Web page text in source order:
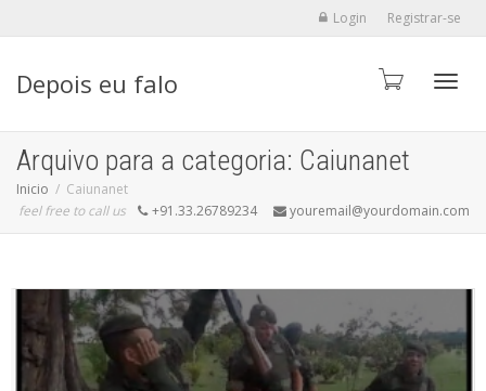
Login Registrar-se
Depois eu falo
Arquivo para a categoria: Caiunanet
Inicio
Caiunanet
feel free to call us
+91.33.26789234 youremail@yourdomain.com